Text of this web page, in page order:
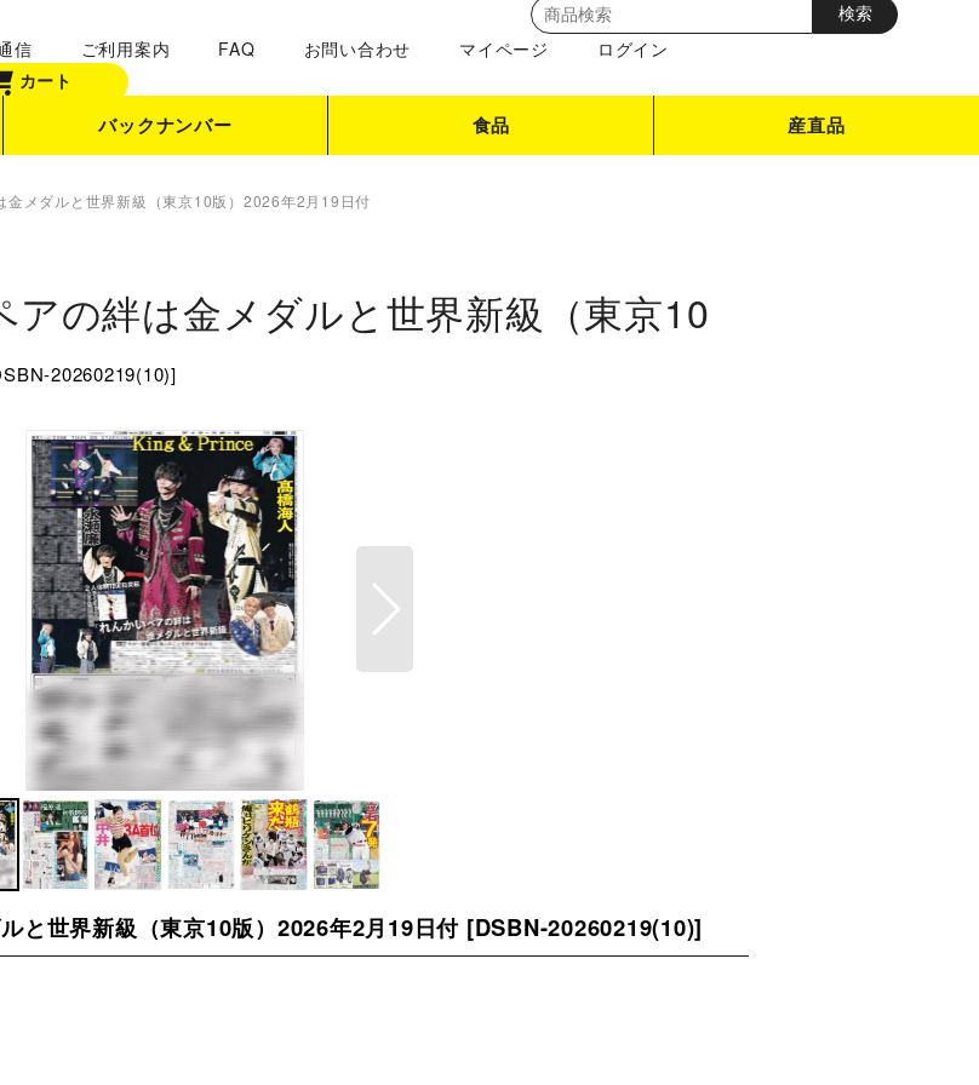
信 ご利用案内 FAQ お問い合わせ マイページ
ログイン
カート
バックナンバー 食品 産直品
メダルと世界新級（東京10版）2026年2月19日付
の絆は金メダルと世界新級（東京10
20260219(10)]
と世界新級（東京10版）2026年2月19日付 [DSBN-20260219(10)]